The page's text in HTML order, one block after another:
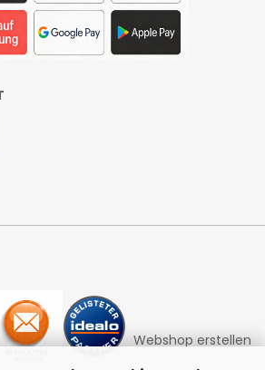
Webshop erstellen